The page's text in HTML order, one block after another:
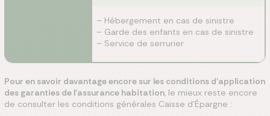
– Hébergement en cas de sinistre
– Garde des enfants en cas de sinistre
– Service de serrurier
Pour en savoir davantage encore sur les conditions d'application
des garanties de l'assurance habitation, le mieux reste encore
de consulter les conditions générales Caisse d'Épargne :